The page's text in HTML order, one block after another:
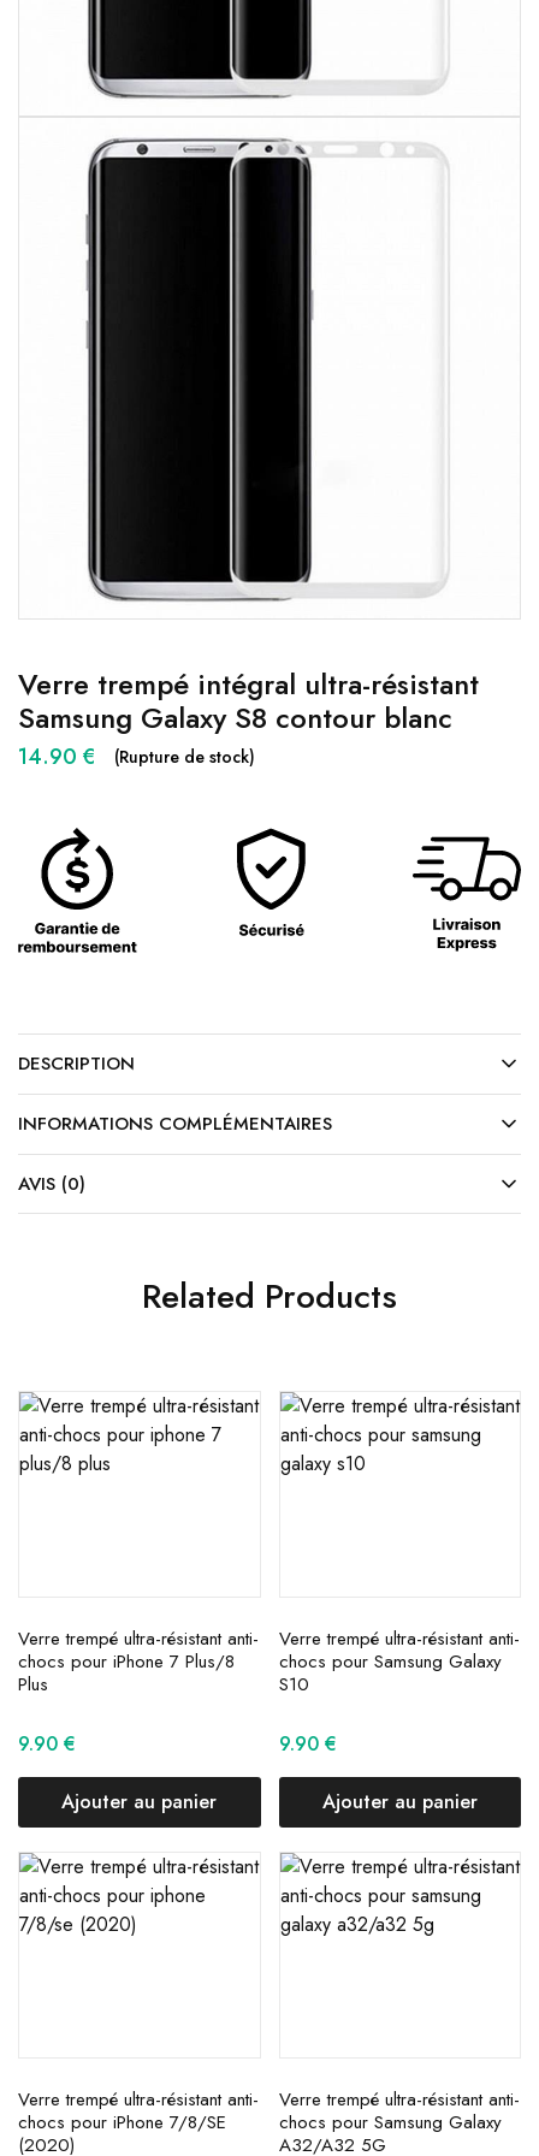
Verre trempé intégral ultra-résistant
Samsung Galaxy S8 contour blanc
14.90 € (Rupture de stock)
DESCRIPTION
INFORMATIONS COMPLÉMENTAIRES
AVIS (0)
Related Products
Verre trempé ultra-résistant anti-
chocs pour iPhone 7 Plus/8
Plus
9.90 €
Ajouter au panier
Verre trempé ultra-résistant anti-
chocs pour Samsung Galaxy
S10
9.90 €
Ajouter au panier
Verre trempé ultra-résistant anti-
chocs pour iPhone 7/8/SE
(2020)
Verre trempé ultra-résistant anti-
chocs pour Samsung Galaxy
A32/A32 5G